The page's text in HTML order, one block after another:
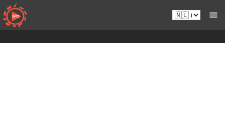
Naar
inhoud
gaan
Nl.sportsmansparadiseonline.com